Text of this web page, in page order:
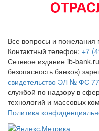
Все вопросы и пожелания
Контактный телефон: +7
Сетевое издание ib-
безопасность банков)
свидетельство ЭЛ № ФС
службой по надзору в
технологий и массовых
Политика